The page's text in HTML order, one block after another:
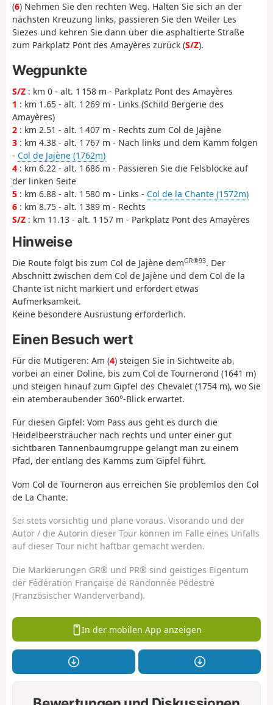
(6) Nehmen Sie den rechten Weg. Halten Sie sich an der
nächsten Kreuzung links, passieren Sie den Weiler Les
Siezes und kehren Sie dann über die asphaltierte Straße
zum Parkplatz Pont des Amayères zurück (S/Z).
Wegpunkte
S/Z : km 0 - alt. 1 158 m - Parkplatz Pont des Amayères
1 : km 1.65 - alt. 1 269 m - Links (Schild Bergerie des
Amayères)
2 : km 2.51 - alt. 1 407 m - Rechts zum Col de Jajène
3 : km 4.38 - alt. 1 767 m - Nach links und dem Kamm folgen
- Col de Jajène (1762m)
4 : km 6.22 - alt. 1 686 m - Passieren Sie die Felsblöcke auf
der linken Seite
5 : km 6.88 - alt. 1 580 m - Links - Col de la Chante (1572m)
6 : km 8.75 - alt. 1 389 m - Rechts
S/Z : km 11.13 - alt. 1 157 m - Parkplatz Pont des Amayères
Hinweise
Die Route folgt bis zum Col de Jajène demGR®93. Der
Abschnitt zwischen dem Col de Jajène und dem Col de la
Chante ist nicht markiert und erfordert etwas
Aufmerksamkeit.
Keine besondere Ausrüstung erforderlich.
Einen Besuch wert
Für die Mutigeren: Am (4) steigen Sie in Sichtweite ab,
vorbei an einer Doline, bis zum Col de Tournerond (1641 m)
und steigen hinauf zum Gipfel des Chevalet (1754 m), wo Sie
ein atemberaubender 360°-Blick erwartet.
Für diesen Gipfel: Vom Pass aus geht es durch die
Heidelbeersträucher nach rechts und unter einer gut
sichtbaren Tannenbaumgruppe gelangt man zu einem
Pfad, der entlang des Kamms zum Gipfel führt.
Vom Col de Tourneron aus erreichen Sie problemlos den Col
de La Chante.
Sei stets vorsichtig und plane voraus. Visorando und der
Autor / die Autorin dieser Tour können im Falle eines Unfalls
auf dieser Tour nicht haftbar gemacht werden.
Die Markierungen GR® und PR® sind geistiges Eigentum
der Fédération Française de Randonnée Pédestre
(Französischer Wanderverband).
In der mobilen App anzeigen